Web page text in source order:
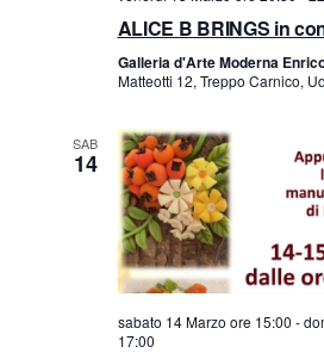
ALICE B BRINGS in
Galleria d'Arte Moderna
Matteotti 12, Treppo Carnico,
SAB
14
sabato 14 Marzo ore 15:00 -
17:00